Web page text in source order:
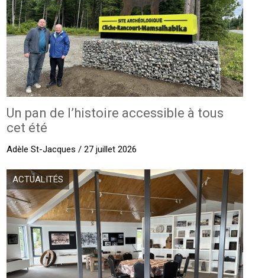
Un pan de l’histoire accessible à tous
cet été
Adèle St-Jacques / 27 juillet 2026
ACTUALITÉS